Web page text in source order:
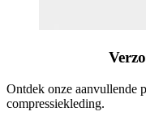
Ontdek onze aanvullende
compressiekleding.